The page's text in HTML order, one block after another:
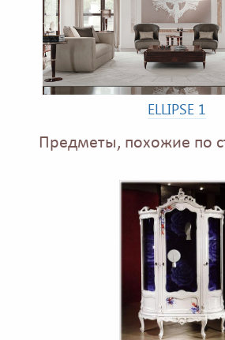
ELLIPSE 1
Предметы, похожие по